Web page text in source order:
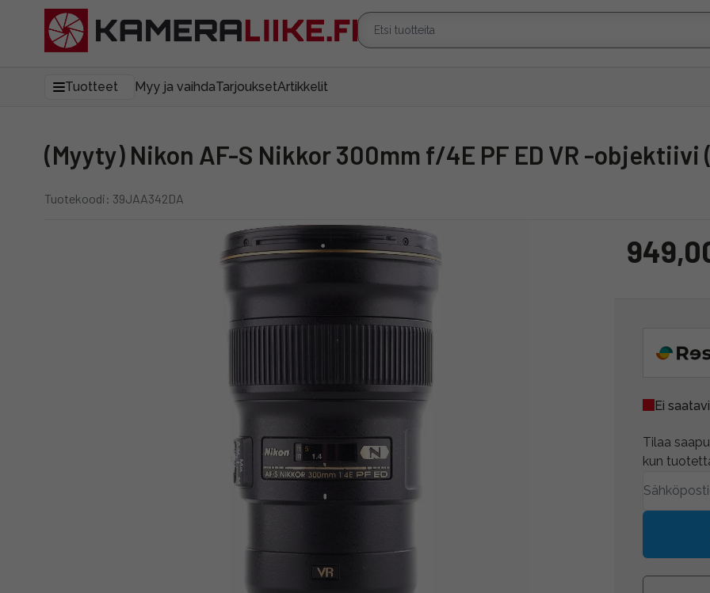
Tuotteet Myy ja vaihdaTarjouksetArtikkelit
(Myyty) Nikon AF-S Nikkor 300mm f/4E PF ED VR -
Tuotekoodi: 39JAA342DA
Ei
Tilaa
kun